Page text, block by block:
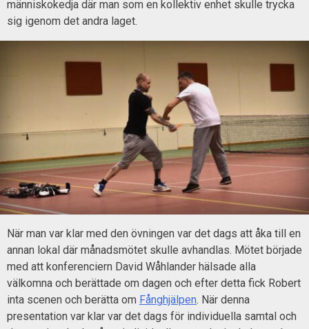
människokedja där man som en kollektiv enhet skulle trycka
sig igenom det andra laget.
När man var klar med den övningen var det dags att åka till en
annan lokal där månadsmötet skulle avhandlas. Mötet började
med att konferenciern David Wåhlander hälsade alla
välkomna och berättade om dagen och efter detta fick Robert
inta scenen och berätta om Fånghjälpen. När denna
presentation var klar var det dags för individuella samtal och